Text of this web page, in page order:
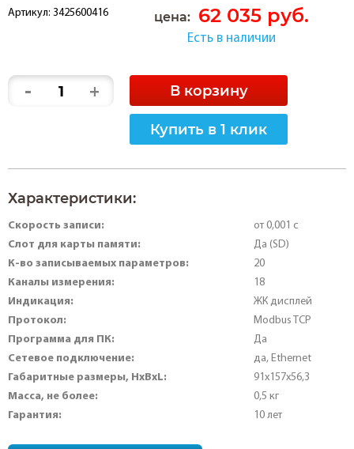
Артикул: 3425600416 цена: 62 035 руб.
Есть в наличии
- + В корзину
Купить в 1 клик
Характеристики:
Скорость записи: от 0,001 с
Слот для карты памяти: Да (SD)
К-во записываемых параметров: 20
Каналы измерения: 18
Индикация: ЖК дисплей
Протокол: Modbus TCP
Программа для ПК: Да
Сетевое подключение: да, Ethernet
Габаритные размеры, HхBхL: 91х157х56,3
Масса, не более: 0,5 кг
Гарантия: 10 лет